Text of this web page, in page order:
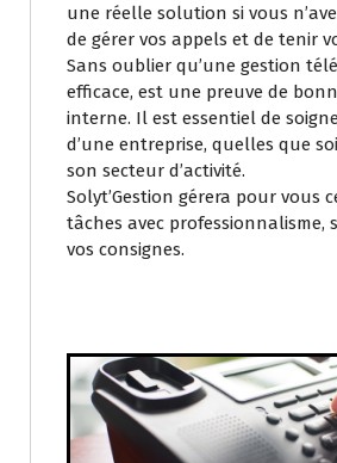
une réelle solution si vous
de gérer vos appels et de tenir
Sans oublier qu’une gestion
efficace, est une preuve de
interne. Il est essentiel de
d’une entreprise, quelles que
son secteur d’activité.
Solyt’Gestion gérera pour vous
tâches avec professionnalisme,
vos consignes.